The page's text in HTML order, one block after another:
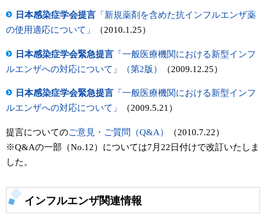
日本感染症学会提言 「新規薬剤を含めた抗インフルエンザ薬
の使用適応について」
（2010.1.25）
日本感染症学会緊急提言 「一般医療機関における新型インフ
ルエンザへの対応について」（第2版）
（2009.12.25）
日本感染症学会緊急提言 「一般医療機関における新型インフ
ルエンザへの対応について」
（2009.5.21）
提言についてのご意見・ご質問（Q&A）
（2010.7.22）
※Q&Aの一部（No.12）については7月22日付けで改訂いたしま
した。
インフルエンザ関連情報